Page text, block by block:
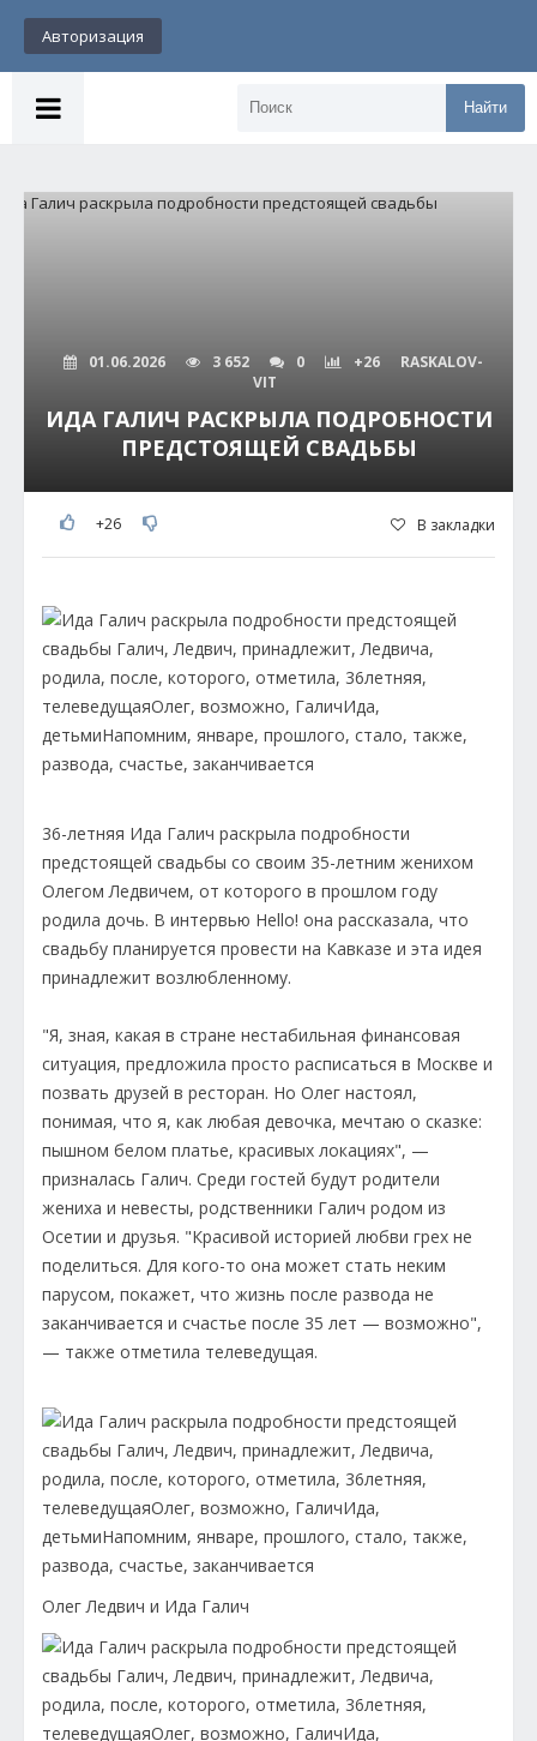
Авторизация
Найти
01.06.2026 3 652 0 +26
RASKALOV-
VIT
ИДА ГАЛИЧ РАСКРЫЛА ПОДРОБНОСТИ
ПРЕДСТОЯЩЕЙ СВАДЬБЫ
+26 В закладки
36-летняя Ида Галич раскрыла подробности
предстоящей свадьбы со своим 35-летним женихом
Олегом Ледвичем, от которого в прошлом году
родила дочь. В интервью Hello! она рассказала, что
свадьбу планируется провести на Кавказе и эта идея
принадлежит возлюбленному.
"Я, зная, какая в стране нестабильная финансовая
ситуация, предложила просто расписаться в Москве и
позвать друзей в ресторан. Но Олег настоял,
понимая, что я, как любая девочка, мечтаю о сказке:
пышном белом платье, красивых локациях", —
призналась Галич. Среди гостей будут родители
жениха и невесты, родственники Галич родом из
Осетии и друзья. "Красивой историей любви грех не
поделиться. Для кого-то она может стать неким
парусом, покажет, что жизнь после развода не
заканчивается и счастье после 35 лет — возможно",
— также отметила телеведущая.
Олег Ледвич и Ида Галич